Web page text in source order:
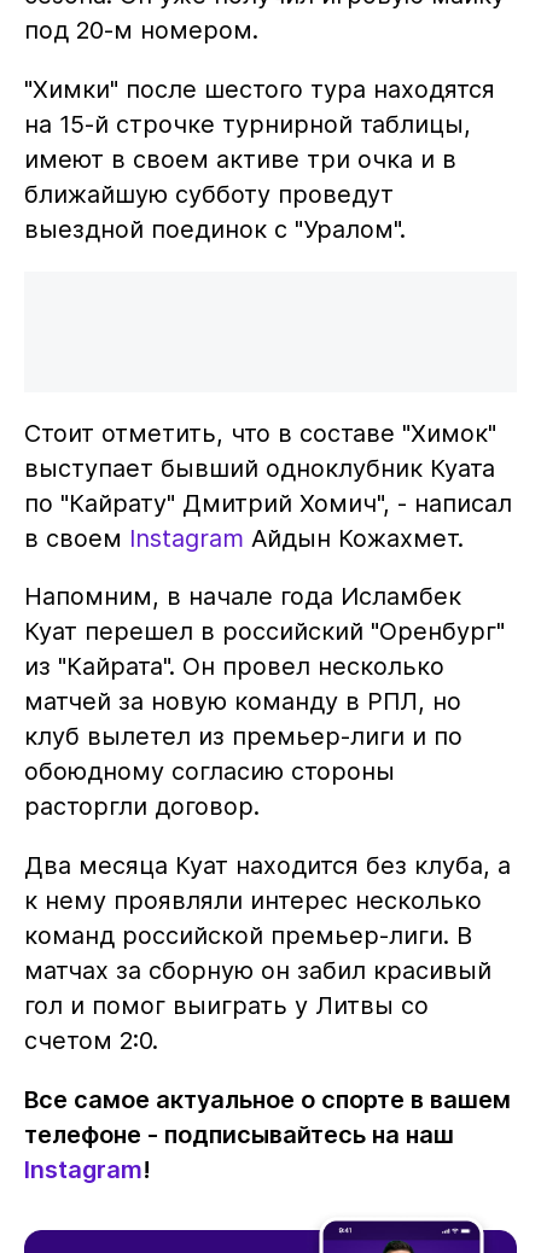
под 20-м номером.
"Химки" после шестого тура находятся
на 15-й строчке турнирной таблицы,
имеют в своем активе три очка и в
ближайшую субботу проведут
выездной поединок с "Уралом".
Стоит отметить, что в составе "Химок"
выступает бывший одноклубник Куата
по "Кайрату" Дмитрий Хомич", - написал
в своем Instagram Айдын Кожахмет.
Напомним, в начале года Исламбек
Куат перешел в российский "Оренбург"
из "Кайрата". Он провел несколько
матчей за новую команду в РПЛ, но
клуб вылетел из премьер-лиги и по
обоюдному согласию стороны
расторгли договор.
Два месяца Куат находится без клуба, а
к нему проявляли интерес несколько
команд российской премьер-лиги. В
матчах за сборную он забил красивый
гол и помог выиграть у Литвы со
счетом 2:0.
Все самое актуальное о спорте в вашем
телефоне - подписывайтесь на наш
Instagram!